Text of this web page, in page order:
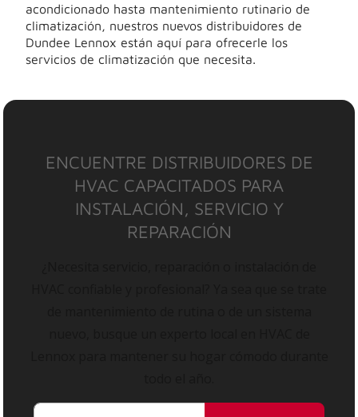
acondicionado hasta mantenimiento rutinario de
climatización, nuestros nuevos distribuidores de
Dundee Lennox están aquí para ofrecerle los
servicios de climatización que necesita.
ENCUENTRE DISTRIBUIDORES DE
HVAC CAPACITADOS PARA
INSTALACIÓN, SERVICIO Y
REPARACIÓN